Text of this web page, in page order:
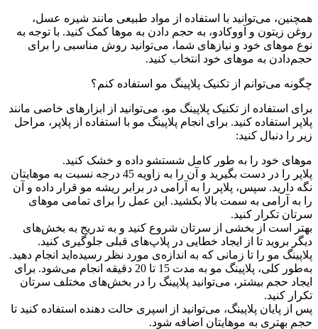
همچنین، می‌توانید با استفاده از مواد طبیعی مانند شیره عسل،
روغن زیتون و آووکادو، به حجم دادن به موها کمک کنید. با توجه به
نوع موهای خود و نیازهای شما، می‌توانید روش مناسبی را برای
حجم‌دادن به موهای خود انتخاب کنید.
چگونه می‌توانم از تکنیک پلاپینگ مو استفاده کنم؟
برای استفاده از تکنیک پلاپینگ مو، می‌توانید از ابزارهای خاصی مانند
پلاپر استفاده کنید. برای انجام پلاپینگ مو با استفاده از پلاپر، مراحل
زیر را دنبال کنید:
موهای خود را به طور کامل شستشو داده و خشک کنید.
پلاپر را در دست بگیرید و آن را به زاویه 45 درجه نسبت به موهایتان
نگه دارید. سپس، پلاپر را به آرامی در برابر ریشه مو قرار داده و آن
را به آرامی به سمت بالا بکشید. این عمل را برای تمامی موهای
سرتان تکرار کنید.
بهتر است از بخشی از سرتان شروع کنید و به تدریج به بخش‌های
دیگر بروید تا از ایجاد خطایی در پلاپ‌های قبلی جلوگیری کنید.
پلاپینگ مو را تا زمانی که به اندازه‌ی مورد نظر رسیده‌اید انجام دهید.
به‌طور کلی، پلاپینگ مو به مدت 15 تا 20 دقیقه انجام می‌شود. برای
ایجاد حجم بیشتر، می‌توانید پلاپینگ را در بخش‌های مختلف سرتان
تکرار کنید.
پس از پایان پلاپینگ، می‌توانید از اسپری حالت دهنده استفاده کنید تا
حجم بهتری به موهایتان اضافه شود.